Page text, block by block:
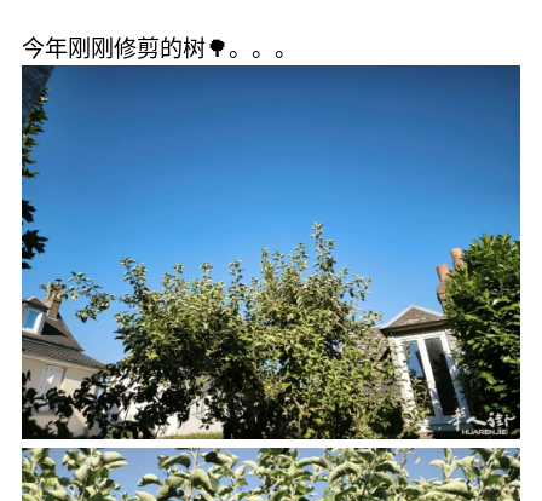
今年刚刚修剪的树🌳。。。